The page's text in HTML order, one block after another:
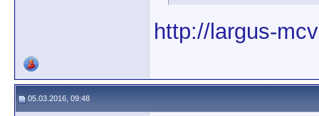
http://largus-
05.03.2016, 09:48